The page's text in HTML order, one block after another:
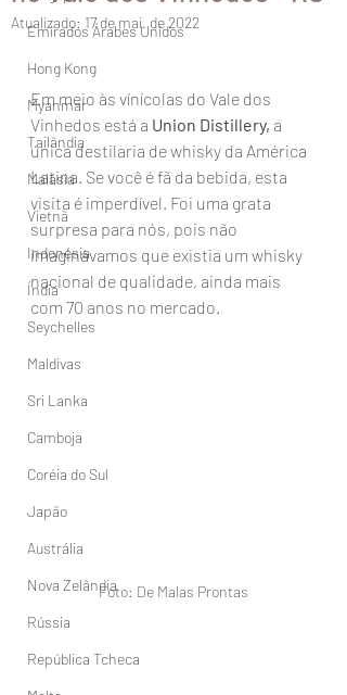
Emirados Árabes Unidos
Hong Kong
Myanmar
Tailândia
Malásia
Vietnã
Indonésia
Índia
Seychelles
Maldivas
Sri Lanka
Camboja
Coréia do Sul
Japão
Austrália
Nova Zelândia
Rússia
República Tcheca
Atualizado: 17 de mai. de 2022
Em meio às vínícolas do Vale dos
Vinhedos está a Union Distillery, a
única destilaria de whisky da América
Latina. Se você é fã da bebida, esta
visita é imperdível. Foi uma grata
surpresa para nós, pois não
imaginávamos que existia um whisky
nacional de qualidade, ainda mais
com 70 anos no mercado.
Foto: De Malas Prontas